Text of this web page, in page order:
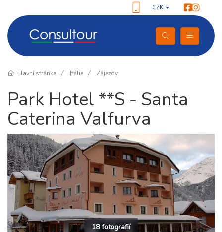
CZK
Hlavní stránka Itálie Zájezdy
Park Hotel **S - Santa
Caterina Valfurva
18 fotografií